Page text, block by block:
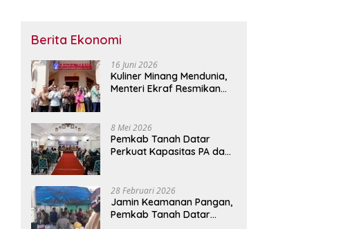
Berita Ekonomi
16 Juni 2026
Kuliner Minang Mendunia,
Menteri Ekraf Resmikan
8 Mei 2026
Pemkab Tanah Datar
Perkuat Kapasitas PA dan
Jasa.
28 Februari 2026
Jamin Keamanan Pangan,
Pemkab Tanah Datar